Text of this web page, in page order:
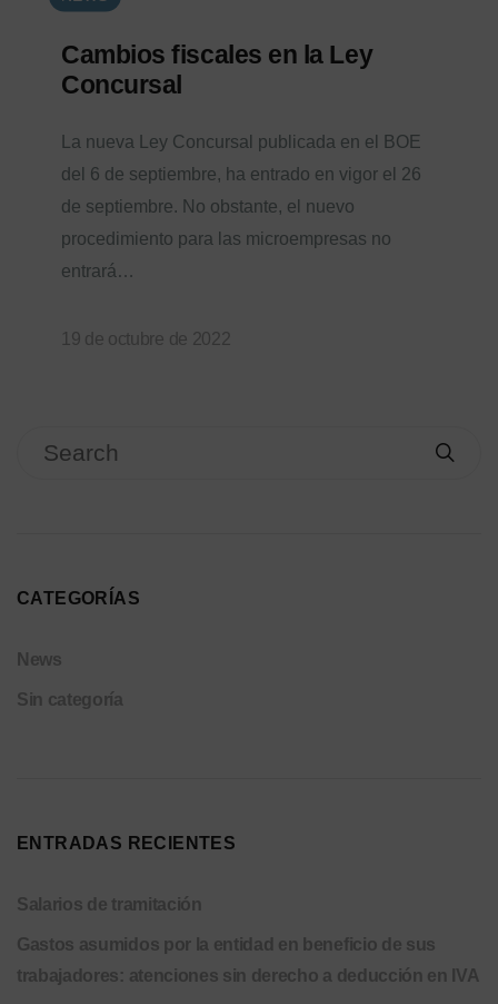
Cambios fiscales en la Ley
Concursal
La nueva Ley Concursal publicada en el BOE
del 6 de septiembre, ha entrado en vigor el 26
de septiembre. No obstante, el nuevo
procedimiento para las microempresas no
entrará…
19 de octubre de 2022
CATEGORÍAS
News
Sin categoría
ENTRADAS RECIENTES
Salarios de tramitación
Gastos asumidos por la entidad en beneficio de sus
trabajadores: atenciones sin derecho a deducción en IVA